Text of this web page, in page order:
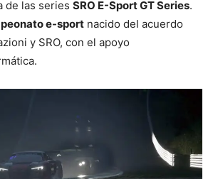
de las series SRO E-Sport GT Series.
e-sport nacido del acuerdo
y SRO, con el apoyo